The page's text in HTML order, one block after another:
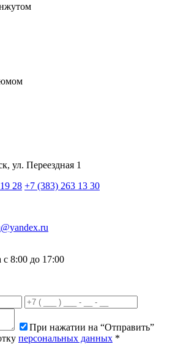
ул. Переездная 1
28 +7 (383) 263 13 30
8:00 до 17:00
При нажатии на “Отправить”
персональных данных *